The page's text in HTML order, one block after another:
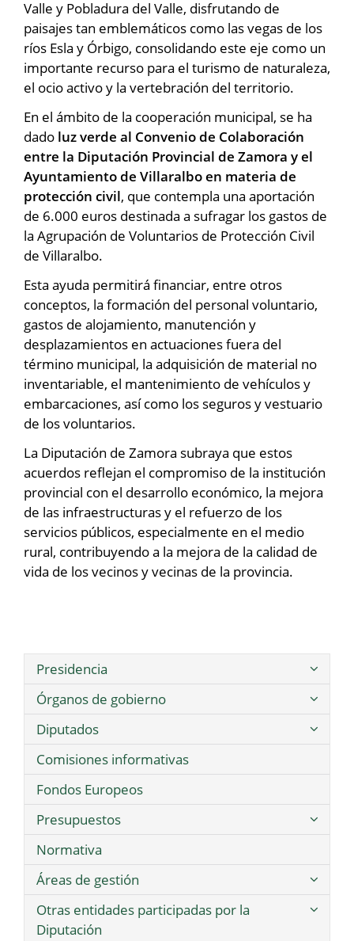
Valle y Pobladura del Valle, disfrutando de
paisajes tan emblemáticos como las vegas de los
ríos Esla y Órbigo, consolidando este eje como un
importante recurso para el turismo de naturaleza,
el ocio activo y la vertebración del territorio.
En el ámbito de la cooperación municipal, se ha
dado luz verde al Convenio de Colaboración
entre la Diputación Provincial de Zamora y el
Ayuntamiento de Villaralbo en materia de
protección civil, que contempla una aportación
de 6.000 euros destinada a sufragar los gastos de
la Agrupación de Voluntarios de Protección Civil
de Villaralbo.
Esta ayuda permitirá financiar, entre otros
conceptos, la formación del personal voluntario,
gastos de alojamiento, manutención y
desplazamientos en actuaciones fuera del
término municipal, la adquisición de material no
inventariable, el mantenimiento de vehículos y
embarcaciones, así como los seguros y vestuario
de los voluntarios.
La Diputación de Zamora subraya que estos
acuerdos reflejan el compromiso de la institución
provincial con el desarrollo económico, la mejora
de las infraestructuras y el refuerzo de los
servicios públicos, especialmente en el medio
rural, contribuyendo a la mejora de la calidad de
vida de los vecinos y vecinas de la provincia.
Presidencia
Órganos de gobierno
Diputados
Comisiones informativas
Fondos Europeos
Presupuestos
Normativa
Áreas de gestión
Otras entidades participadas por la
Diputación